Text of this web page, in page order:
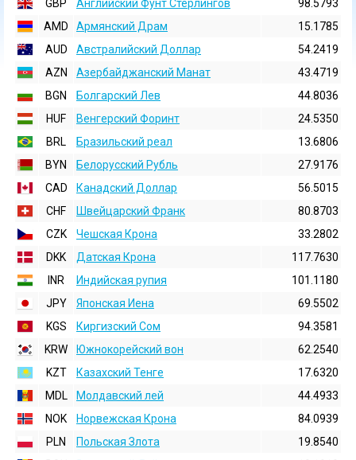
GBP
Английский Фунт Стерлингов
98.5793
AMD
Армянский Драм
15.1785
AUD
Австралийский Доллар
54.2419
AZN
Азербайджанский Манат
43.4719
BGN
Болгарский Лев
44.8036
HUF
Венгерский Форинт
24.5350
BRL
Бразильский реал
13.6806
BYN
Белорусский Рубль
27.9176
CAD
Канадский Доллар
56.5015
CHF
Швейцарский Франк
80.8703
CZK
Чешская Крона
33.2802
DKK
Датская Крона
117.7630
INR
Индийская pупия
101.1180
JPY
Японская Иена
69.5502
KGS
Киргизский Сом
94.3581
KRW
Южнокорейский вон
62.2540
KZT
Казахский Тенге
17.6320
MDL
Молдавский лей
44.4933
NOK
Норвежская Крона
84.0939
PLN
Польская Злота
19.8540